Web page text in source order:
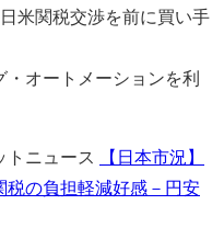
米関税交渉を前に買い手
オートメーションを利
トニュース
【日本市況】
税の負担軽減好感－円安